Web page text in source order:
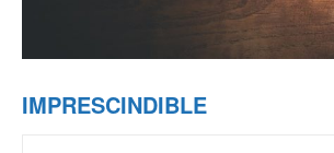
IMPRESCINDIBLE